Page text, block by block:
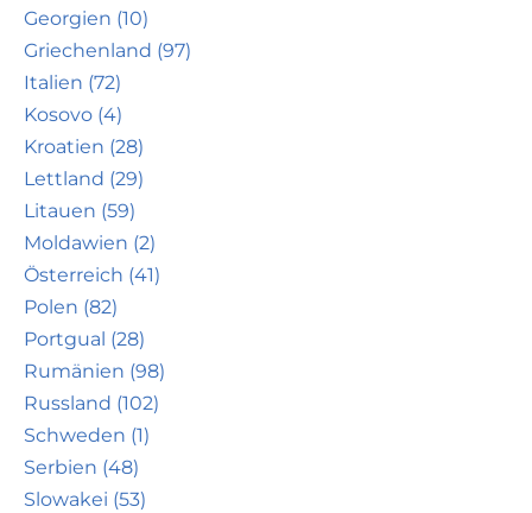
Georgien (10)
Griechenland (97)
Italien (72)
Kosovo (4)
Kroatien (28)
Lettland (29)
Litauen (59)
Moldawien (2)
Österreich (41)
Polen (82)
Portgual (28)
Rumänien (98)
Russland (102)
Schweden (1)
Serbien (48)
Slowakei (53)